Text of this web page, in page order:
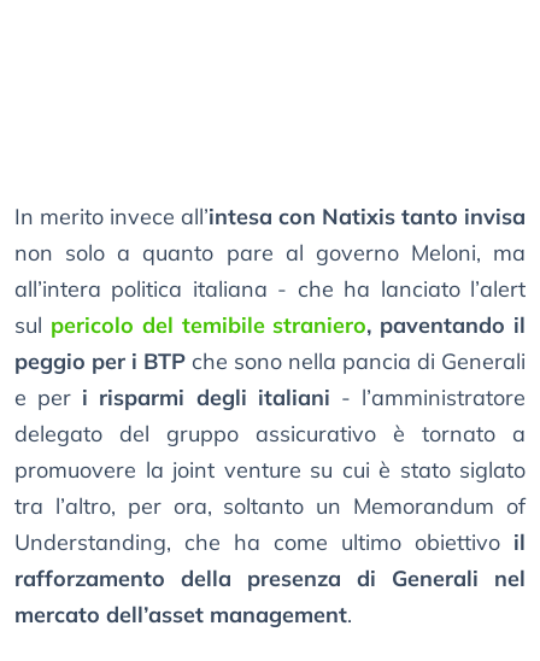
In merito invece all’intesa con Natixis tanto invisa
non solo a quanto pare al governo Meloni, ma
all’intera politica italiana - che ha lanciato l’alert
sul pericolo del temibile straniero, paventando il
peggio per i BTP che sono nella pancia di Generali
e per i risparmi degli italiani - l’amministratore
delegato del gruppo assicurativo è tornato a
promuovere la joint venture su cui è stato siglato
tra l’altro, per ora, soltanto un Memorandum of
Understanding, che ha come ultimo obiettivo il
rafforzamento della presenza di Generali nel
mercato dell’asset management.